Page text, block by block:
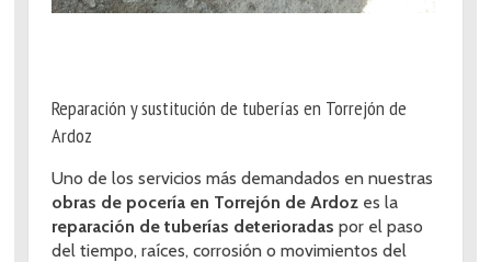
Reparación y sustitución de tuberías en Torrejón de
Ardoz
Uno de los servicios más demandados en nuestras
obras de pocería en Torrejón de Ardoz es la
reparación de tuberías deterioradas por el paso
del tiempo, raíces, corrosión o movimientos del